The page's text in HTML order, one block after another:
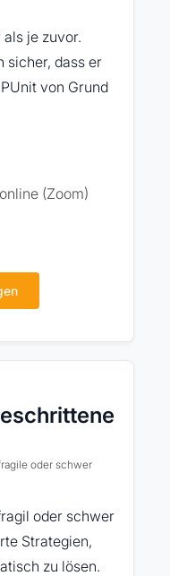
je zuvor.
sicher, dass er
von Grund
online (Zoom)
oder schwer
oder schwer
Strategien,
zu lösen.